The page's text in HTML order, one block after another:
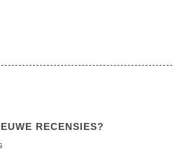
RECENSIES?